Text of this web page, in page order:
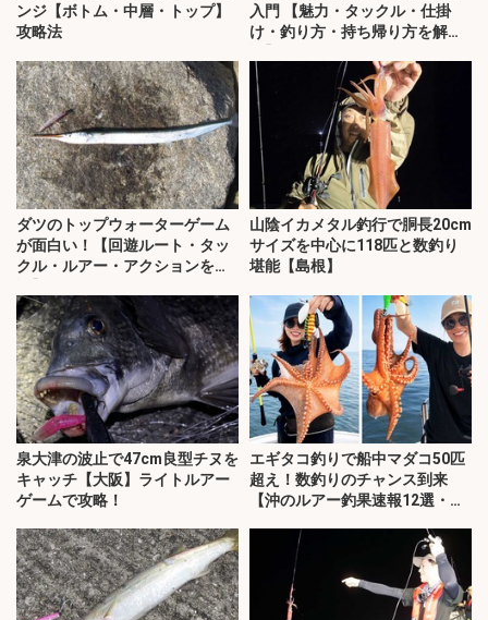
ンジ【ボトム・中層・トップ】
攻略法
入門 【魅力・タックル・仕掛
け・釣り方・持ち帰り方を解
ダツのトップウォーターゲーム
が面白い！【回遊ルート・タッ
クル・ルアー・アクションを解
山陰イカメタル釣行で胴長20cm
サイズを中心に118匹と数釣り
堪能【島根】
泉大津の波止で47cm良型チヌを
キャッチ【大阪】ライトルアー
ゲームで攻略！
エギタコ釣りで船中マダコ50匹
超え！数釣りのチャンス到来
【沖のルアー釣果速報12選・愛